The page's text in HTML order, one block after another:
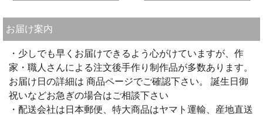
お届け案内
・少しでも早くお届けできるよう心がけていますが、作
家・職人さんによる注文後手作り制作品が多数あります。
お届け日の詳細は 商品ページでご確認下さい。 誕生日御
祝いなどお急ぎの場合はご相談下さい
・配送会社は日本郵便、特大商品はヤマト運輸、産地直送